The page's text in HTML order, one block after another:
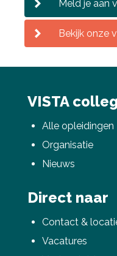
Meld je aan
Bekijk onze
VISTA
Alle opleidingen
Organisatie
Nieuws
Direct naar
Contact &
Vacatures